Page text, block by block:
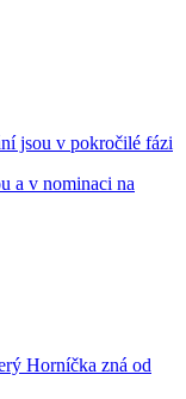
jsou v pokročilé fázi
a v nominaci na
Horníčka zná od